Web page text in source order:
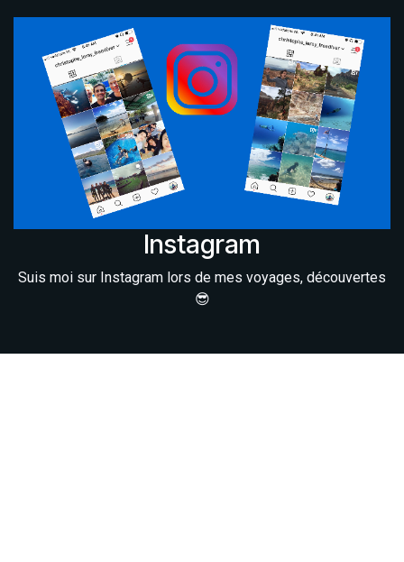
Instagram
Suis moi sur Instagram lors de mes voyages, découvertes
😎